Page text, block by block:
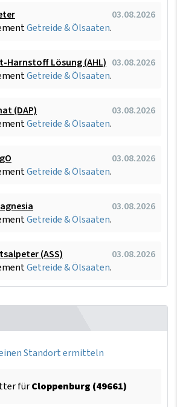
03.08.2026
Getreide & Ölsaaten.
Lösung (AHL) 03.08.2026
Getreide & Ölsaaten.
(DAP)
03.08.2026
Getreide & Ölsaaten.
03.08.2026
Getreide & Ölsaaten.
03.08.2026
Getreide & Ölsaaten.
(ASS)
03.08.2026
Getreide & Ölsaaten.
Standort ermitteln
fürCloppenburg (49661)